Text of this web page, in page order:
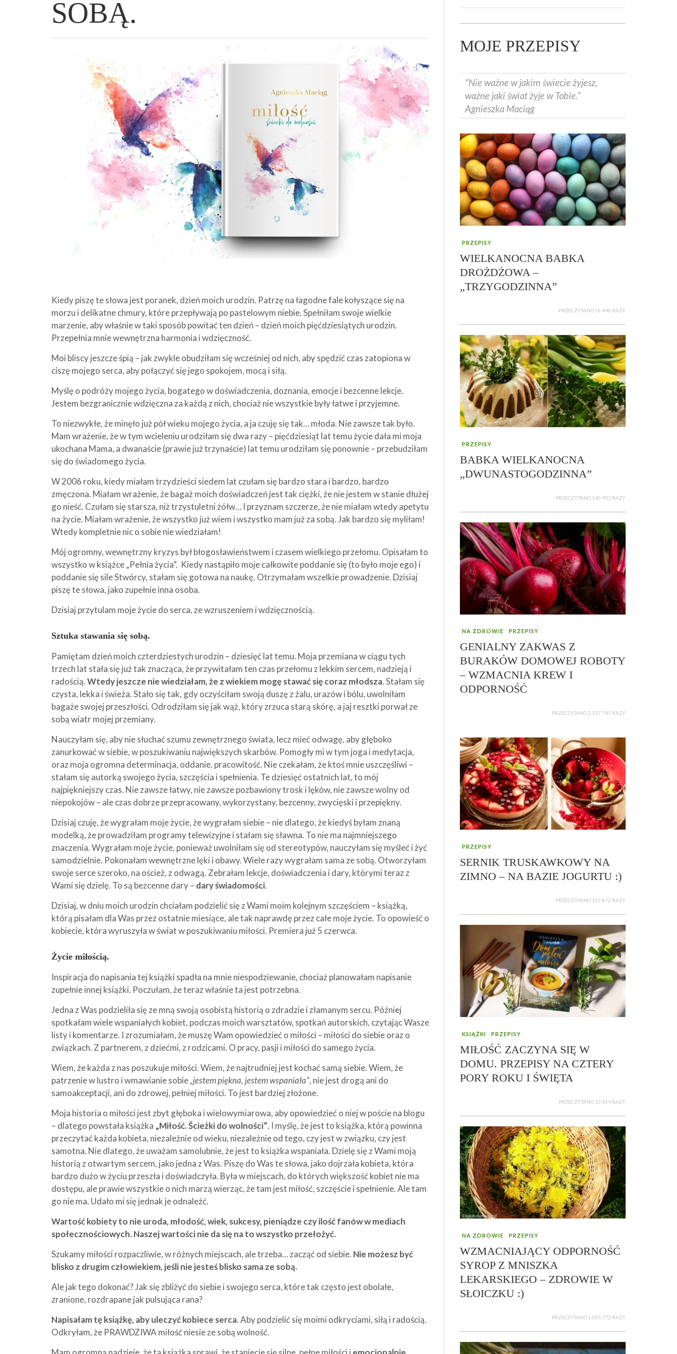
SOBĄ.
Kiedy piszę te słowa jest poranek, dzień moich urodzin. Patrzę na łagodne fale kołyszące się na
morzu i delikatne chmury, które przepływają po pastelowym niebie. Spełniłam swoje wielkie
marzenie, aby właśnie w taki sposób powitać ten dzień – dzień moich pięćdziesiątych urodzin.
Przepełnia mnie wewnętrzna harmonia i wdzięczność.
Moi bliscy jeszcze śpią – jak zwykle obudziłam się wcześniej od nich, aby spędzić czas zatopiona w
ciszę mojego serca, aby połączyć się jego spokojem, mocą i siłą.
Myślę o podróży mojego życia, bogatego w doświadczenia, doznania, emocje i bezcenne lekcje.
Jestem bezgranicznie wdzięczna za każdą z nich, chociaż nie wszystkie były łatwe i przyjemne.
To niezwykłe, że minęło już pół wieku mojego życia, a ja czuję się tak… młoda. Nie zawsze tak było.
Mam wrażenie, że w tym wcieleniu urodziłam się dwa razy – pięćdziesiąt lat temu życie dała mi moja
ukochana Mama, a dwanaście (prawie już trzynaście) lat temu urodziłam się ponownie – przebudziłam
się do świadomego życia.
W 2006 roku, kiedy miałam trzydzieści siedem lat czułam się bardzo stara i bardzo, bardzo
zmęczona. Miałam wrażenie, że bagaż moich doświadczeń jest tak ciężki, że nie jestem w stanie dłużej
go nieść. Czułam się starsza, niż trzystuletni żółw… I przyznam szczerze, że nie miałam wtedy apetytu
na życie. Miałam wrażenie, że wszystko już wiem i wszystko mam już za sobą. Jak bardzo się myliłam!
Wtedy kompletnie nic o sobie nie wiedziałam!
Mój ogromny, wewnętrzny kryzys był błogosławieństwem i czasem wielkiego przełomu. Opisałam to
wszystko w książce „Pełnia życia”. Kiedy nastąpiło moje całkowite poddanie się (to było moje ego) i
poddanie się sile Stwórcy, stałam się gotowa na naukę. Otrzymałam wszelkie prowadzenie. Dzisiaj
piszę te słowa, jako zupełnie inna osoba.
Dzisiaj przytulam moje życie do serca, ze wzruszeniem i wdzięcznością.
Sztuka stawania się sobą.
Pamiętam dzień moich czterdziestych urodzin – dziesięć lat temu. Moja przemiana w ciągu tych
trzech lat stała się już tak znacząca, że przywitałam ten czas przełomu z lekkim sercem, nadzieją i
radością.Wtedy jeszcze nie wiedziałam, że z wiekiem mogę stawać się coraz młodsza. Stałam się
czysta, lekka i świeża. Stało się tak, gdy oczyściłam swoją duszę z żalu, urazów i bólu, uwolniłam
bagaże swojej przeszłości. Odrodziłam się jak wąż, który zrzuca starą skórę, a jaj resztki porwał ze
sobą wiatr mojej przemiany.
Nauczyłam się, aby nie słuchać szumu zewnętrznego świata, lecz mieć odwagę, aby głęboko
zanurkować w siebie, w poszukiwaniu największych skarbów. Pomogły mi w tym joga i medytacja,
oraz moja ogromna determinacja, oddanie, pracowitość. Nie czekałam, że ktoś mnie uszczęśliwi –
stałam się autorką swojego życia, szczęścia i spełnienia. Te dziesięć ostatnich lat, to mój
najpiękniejszy czas. Nie zawsze łatwy, nie zawsze pozbawiony trosk i lęków, nie zawsze wolny od
niepokojów – ale czas dobrze przepracowany, wykorzystany, bezcenny, zwycięski i przepiękny.
Dzisiaj czuję, że wygrałam moje życie, że wygrałam siebie – nie dlatego, że kiedyś byłam znaną
modelką, że prowadziłam programy telewizyjne i stałam się sławna. To nie ma najmniejszego
znaczenia. Wygrałam moje życie, ponieważ uwolniłam się od stereotypów, nauczyłam się myśleć i żyć
samodzielnie. Pokonałam wewnętrzne lęki i obawy. Wiele razy wygrałam sama ze sobą. Otworzyłam
swoje serce szeroko, na oścież, z odwagą. Zebrałam lekcje, doświadczenia i dary, którymi teraz z
Wami się dzielę. To są bezcenne dary – dary świadomości.
Dzisiaj, w dniu moich urodzin chciałam podzielić się z Wami moim kolejnym szczęściem – książką,
którą pisałam dla Was przez ostatnie miesiące, ale tak naprawdę przez całe moje życie. To opowieść o
kobiecie, która wyruszyła w świat w poszukiwaniu miłości. Premiera już 5 czerwca.
Życie miłością.
Inspiracja do napisania tej książki spadła na mnie niespodziewanie, chociaż planowałam napisanie
zupełnie innej książki. Poczułam, że teraz właśnie ta jest potrzebna.
Jedna z Was podzieliła się ze mną swoją osobistą historią o zdradzie i złamanym sercu. Później
spotkałam wiele wspaniałych kobiet, podczas moich warsztatów, spotkań autorskich, czytając Wasze
listy i komentarze. I zrozumiałam, że muszę Wam opowiedzieć o miłości – miłości do siebie oraz o
związkach. Z partnerem, z dziećmi, z rodzicami. O pracy, pasji i miłości do samego życia.
Wiem, że każda z nas poszukuje miłości. Wiem, że najtrudniej jest kochać samą siebie. Wiem, że
patrzenie w lustro i wmawianie sobie„jestem piękna, jestem wspaniała”, nie jest drogą ani do
samoakceptacji, ani do zdrowej, pełniej miłości. To jest bardziej złożone.
Moja historia o miłości jest zbyt głęboka i wielowymiarowa, aby opowiedzieć o niej w poście na blogu
– dlatego powstała książka „Miłość. Ścieżki do wolności”. I myślę, że jest to książka, którą powinna
przeczytać każda kobieta, niezależnie od wieku, niezależnie od tego, czy jest w związku, czy jest
samotna. Nie dlatego, że uważam samolubnie, że jest to książka wspaniała. Dzielę się z Wami moją
historią z otwartym sercem, jako jedna z Was. Piszę do Was te słowa, jako dojrzała kobieta, która
bardzo dużo w życiu przeszła i doświadczyła. Była w miejscach, do których większość kobiet nie ma
dostępu, ale prawie wszystkie o nich marzą wierząc, że tam jest miłość, szczęście i spełnienie. Ale tam
go nie ma. Udało mi się jednak je odnaleźć.
Wartość kobiety to nie uroda, młodość, wiek, sukcesy, pieniądze czy ilość fanów w mediach
społecznościowych. Naszej wartości nie da się na to wszystko przełożyć.
Szukamy miłości rozpaczliwie, w różnych miejscach, ale trzeba… zacząć od siebie. Nie możesz być
blisko z drugim człowiekiem, jeśli nie jesteś blisko sama ze sobą.
Ale jak tego dokonać? Jak się zbliżyć do siebie i swojego serca, które tak często jest obolałe,
zranione, rozdrapane jak pulsująca rana?
Napisałam tę książkę, aby uleczyć kobiece serca. Aby podzielić się moimi odkryciami, siłą i radością.
Odkryłam, że PRAWDZIWA miłość niesie ze sobą wolność.
MOJE PRZEPISY
"Nie ważne w jakim świecie żyjesz,
ważne jaki świat żyje w Tobie.”
Agnieszka Maciąg
PRZEPISY
WIELKANOCNA BABKA
DROŻDŻOWA –
„TRZYGODZINNA”
PRZECZYTANO 76 496 RAZY
PRZEPISY
BABKA WIELKANOCNA
„DWUNASTOGODZINNA”
PRZECZYTANO 140 933 RAZY
NA ZDROWIE PRZEPISY
GENIALNY ZAKWAS Z
BURAKÓW DOMOWEJ ROBOTY
– WZMACNIA KREW I
ODPORNOŚĆ
PRZECZYTANO 2 237 747 RAZY
PRZEPISY
SERNIK TRUSKAWKOWY NA
ZIMNO – NA BAZIE JOGURTU :)
PRZECZYTANO 153 872 RAZY
KSIĄŻKI PRZEPISY
MIŁOŚĆ ZACZYNA SIĘ W
DOMU. PRZEPISY NA CZTERY
PORY ROKU I ŚWIĘTA
PRZECZYTANO 33 919 RAZY
NA ZDROWIE PRZEPISY
WZMACNIAJĄCY ODPORNOŚĆ
SYROP Z MNISZKA
LEKARSKIEGO – ZDROWIE W
SŁOICZKU :)
PRZECZYTANO 1 005 772 RAZY